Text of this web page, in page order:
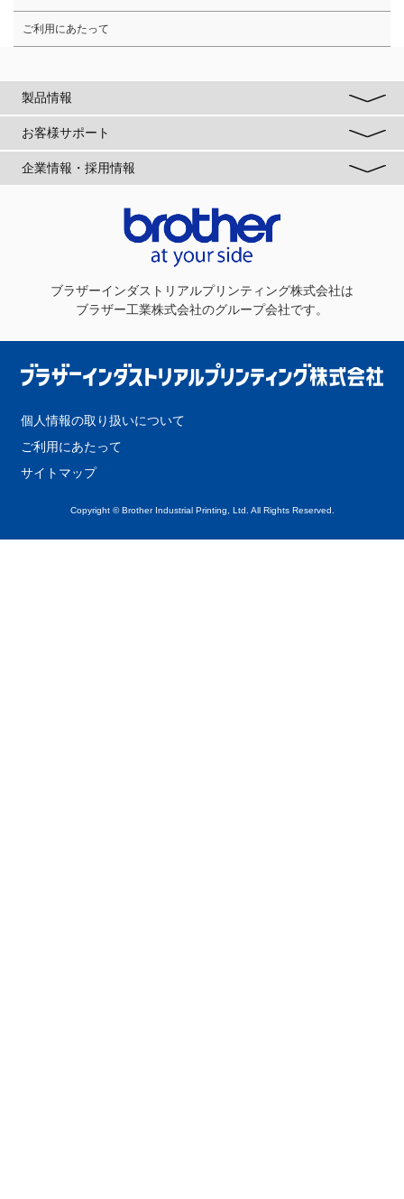
ご利用にあたって
製品情報
お客様サポート
企業情報・採用情報
ブラザーインダストリアルプリンティング株式会社は
ブラザー工業株式会社のグループ会社です。
個人情報の取り扱いについて
ご利用にあたって
サイトマップ
Copyright © Brother Industrial Printing, Ltd. All Rights Reserved.